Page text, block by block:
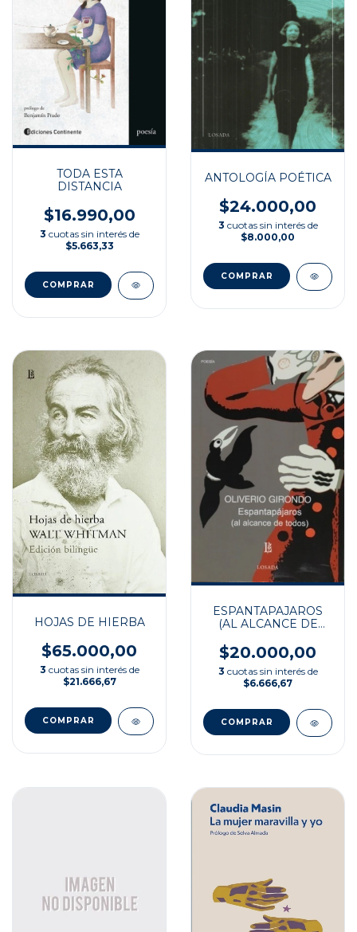
TODA ESTA
DISTANCIA
$16.990,00
3 cuotas sin interés de
$5.663,33
ANTOLOGÍA POÉTICA
$24.000,00
3 cuotas sin interés de
$8.000,00
HOJAS DE HIERBA
$65.000,00
3 cuotas sin interés de
$21.666,67
ESPANTAPAJAROS
(AL ALCANCE DE
$20.000,00
3 cuotas sin interés de
$6.666,67